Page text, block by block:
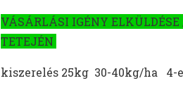
VÁSÁRLÁSI IGÉNY
TETEJÉN
kiszerelés 25kg 30-40kg/ha 4-